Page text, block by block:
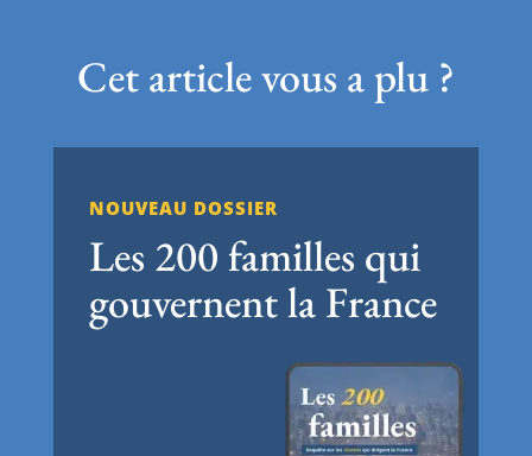
Cet article vous a plu ?
NOUVEAU DOSSIER
Les 200 familles qui
gouvernent la France